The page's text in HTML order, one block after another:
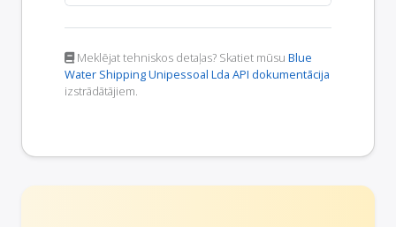
Meklējat tehniskos detaļas? Skatiet mūsu Blue
Water Shipping Unipessoal Lda API dokumentācija
izstrādātājiem.